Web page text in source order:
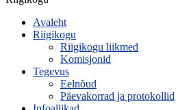
Avaleht
Riigikogu
Riigikogu liikmed
Komisjonid
Tegevus
Eelnõud
Päevakorrad ja protokollid